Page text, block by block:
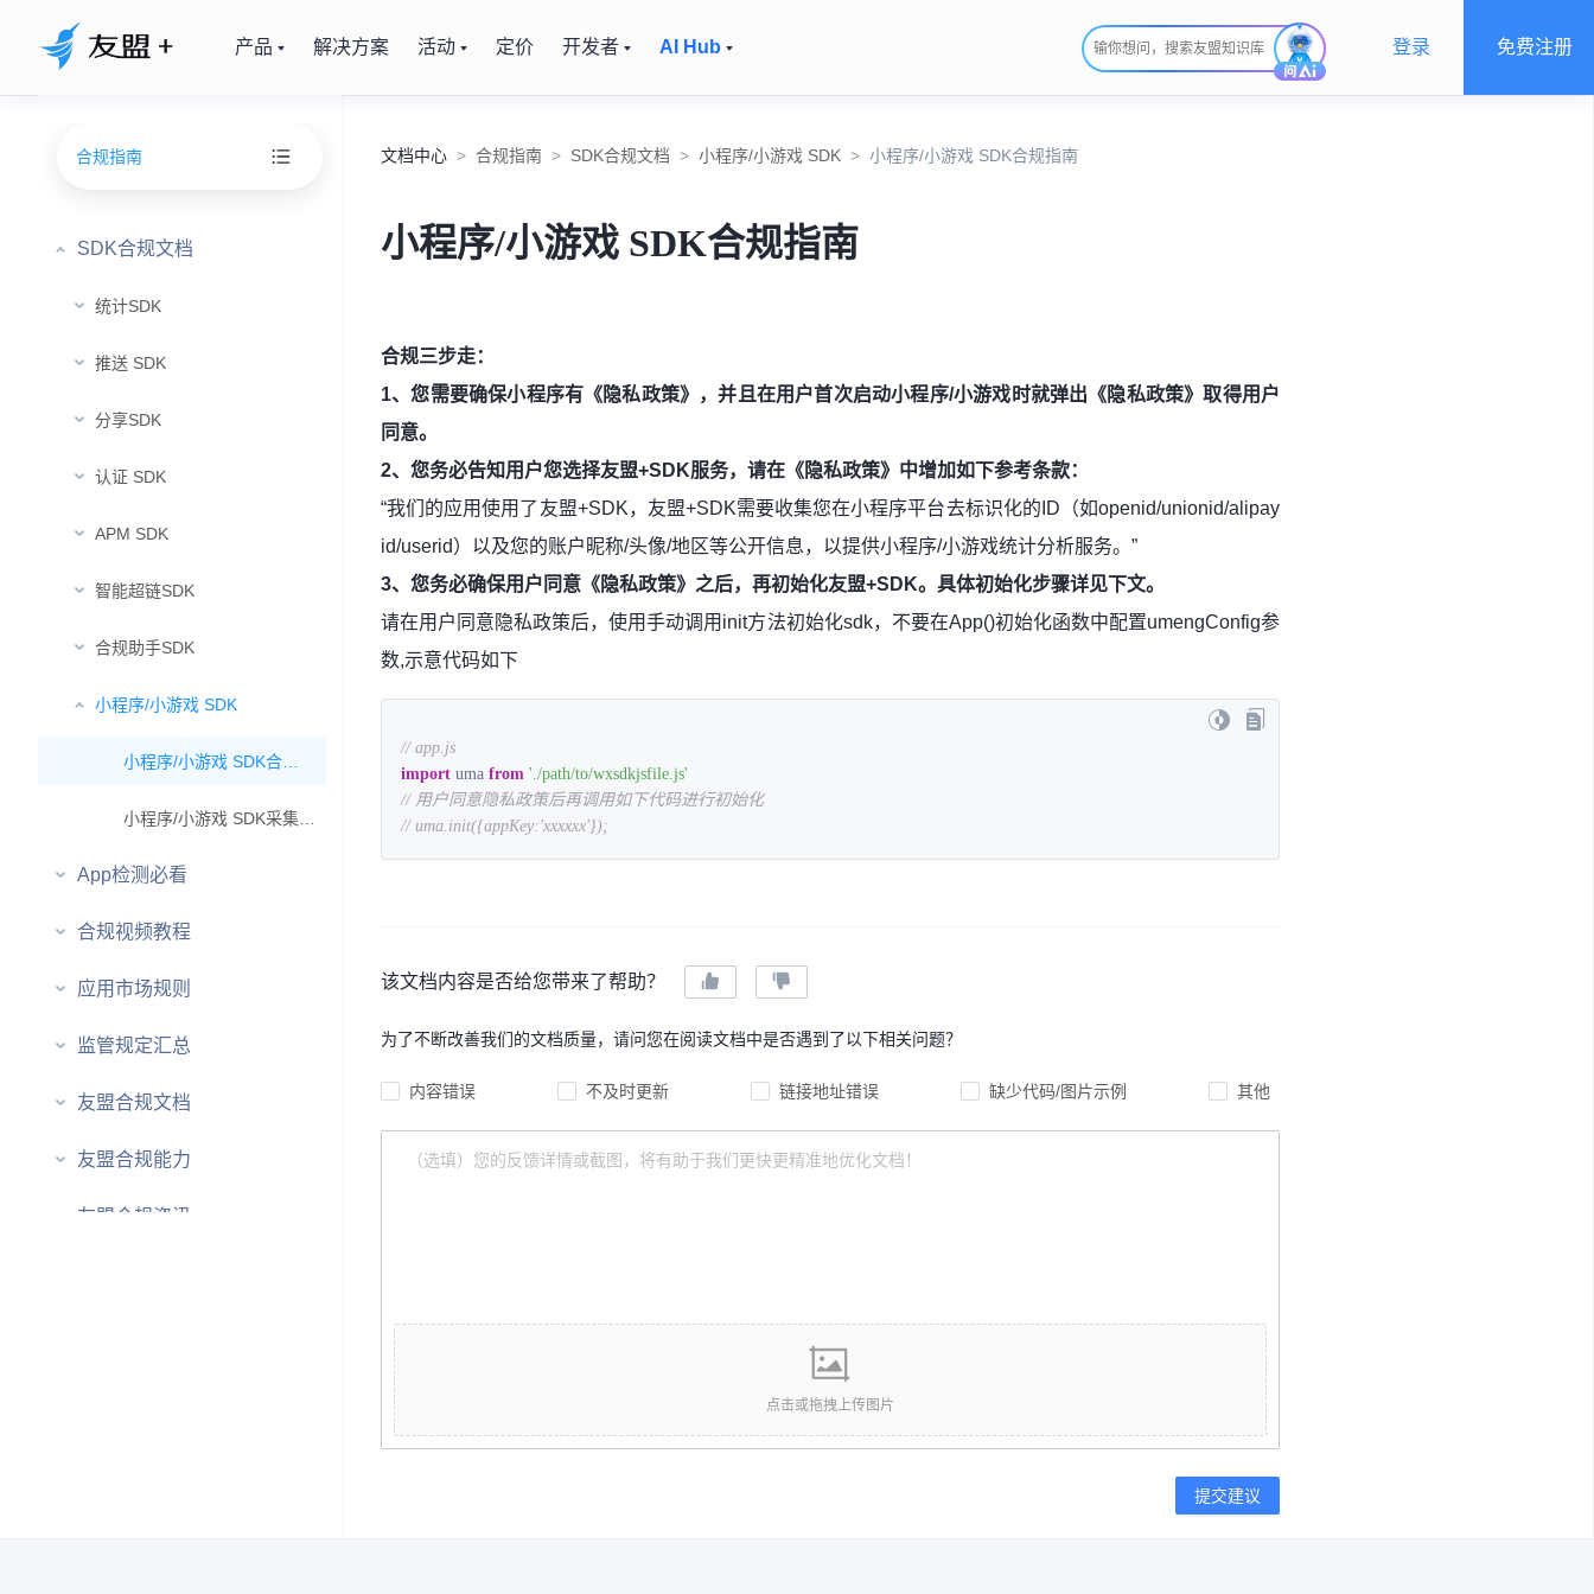
产品 解决方案 活动 定价 开发者 AI Hub 登录 免费注册
合规指南
SDK合规文档
统计SDK
推送 SDK
分享SDK
认证 SDK
APM SDK
智能超链SDK
合规助手SDK
小程序/小游戏 SDK
小程序/小游戏 SDK合规指南
小程序/小游戏 SDK采集详情
App检测必看
合规视频教程
应用市场规则
监管规定汇总
友盟合规文档
友盟合规能力
友盟合规资讯
文档中心 > 合规指南 > SDK合规文档 > 小程序/小游戏 SDK > 小程序/小游戏 SDK合规指南
小程序/小游戏 SDK合规指南
合规三步走：
1、您需要确保小程序有《隐私政策》，并且在用户首次启动小程序/小游戏时就弹出《隐私政策》取得用户
同意。
2、您务必告知用户您选择友盟+SDK服务，请在《隐私政策》中增加如下参考条款：
“我们的应用使用了友盟+SDK，友盟+SDK需要收集您在小程序平台去标识化的ID（如openid/unionid/alipay
id/userid）以及您的账户昵称/头像/地区等公开信息，以提供小程序/小游戏统计分析服务。”
3、 您务必确保用户同意《隐私政策》之后，再初始化友盟+SDK。具体初始化步骤详见下文。
请在用户同意隐私政策后，使用手动调用init方法初始化sdk，不要在App()初始化函数中配置umengConfig参
数,示意代码如下
// app.js
import uma from './path/to/wxsdkjsfile.js'
// 用户同意隐私政策后再调用如下代码进行初始化
// uma.init({appKey:'xxxxxx'});
该文档内容是否给您带来了帮助？
为了不断改善我们的文档质量，请问您在阅读文档中是否遇到了以下相关问题？
内容错误 不及时更新 链接地址错误 缺少代码/图片示例 其他
点击或拖拽上传图片
提交建议